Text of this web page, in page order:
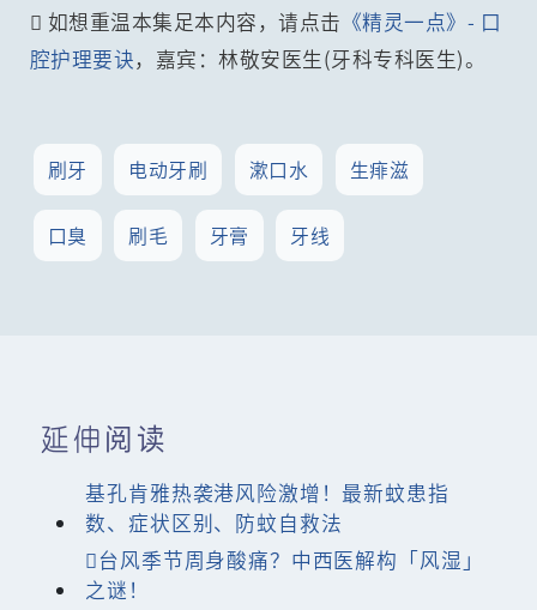
 如想重温本集足本内容，请点击 《精灵一点》- 口
腔护理要诀，嘉宾：林敬安医生(牙科专科医生)。
刷牙 电动牙刷 漱口水 生痱滋
口臭 刷毛 牙膏 牙线
延伸阅读
基孔肯雅热袭港风险激增！最新蚊患指
数、症状区别、防蚊自救法
台风季节周身酸痛？中西医解构「风湿」
之谜！